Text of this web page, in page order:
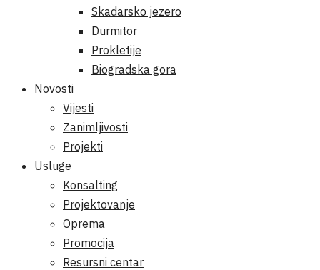
Skadarsko jezero
Durmitor
Prokletije
Biogradska gora
Novosti
Vijesti
Zanimljivosti
Projekti
Usluge
Konsalting
Projektovanje
Oprema
Promocija
Resursni centar